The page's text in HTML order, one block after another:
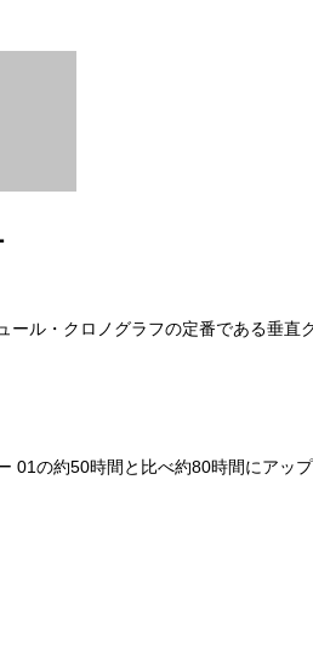
ル・クロノグラフの定番である垂直
01の約50時間と比べ約80時間にアッ